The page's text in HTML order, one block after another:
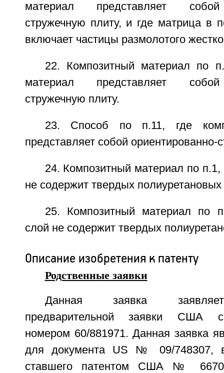
материал представляет собой
стружечную плиту, и где матрица в
включает частицы размолотого
22. Композитный материал по
материал представляет собой
стружечную плиту.
23. Способ по п.11, где
представляет собой ориентированно-
24. Композитный материал по п.1,
не содержит твердых полиуретановых
25. Композитный материал по
слой не содержит твердых
Описание изобретения к патенту
Родственные заявки
Данная заявка
предварительной заявки США с
номером 60/881971. Данная заявка
для документа US № 09/748307,
ставшего патентом США №